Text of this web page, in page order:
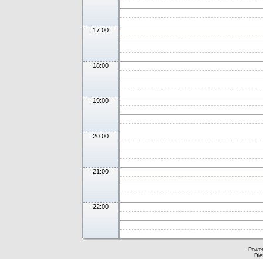
17:00
18:00
19:00
20:00
21:00
22:00